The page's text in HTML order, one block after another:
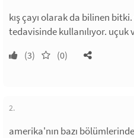
kış çayı olarak da bilinen
tedavisinde kullanılıyor. uçuk
(3) (0)
2.
amerika'nın bazı